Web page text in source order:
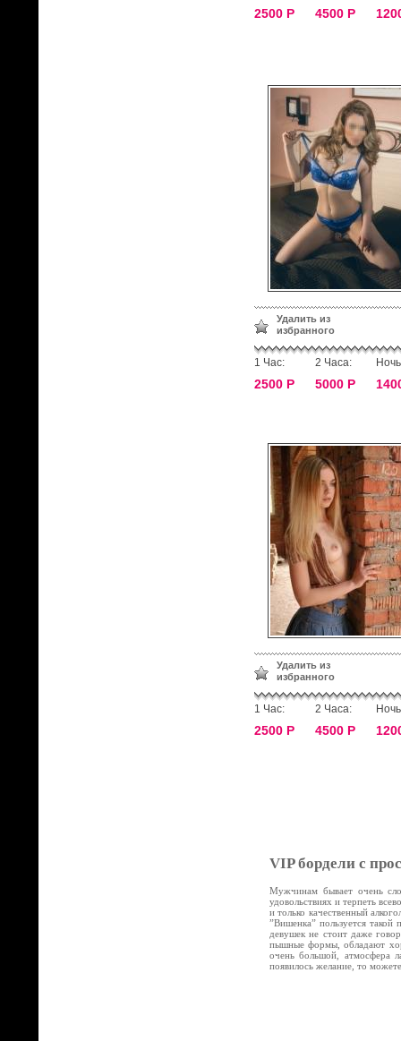
2500 Р 4500 Р
Удалить из
избранного
1 Час:
2500 Р
2 Часа:
5000 Р
Удалить из
избранного
1 Час:
2500 Р
2 Часа:
4500 Р
VIP бордели с
Мужчинам бывает очень
удовольствиях и терпеть
и только качественный
”Вишенка” пользуется
девушек не стоит даже
пышные формы, обладают
очень большой, атмосфера
появилось желание, то